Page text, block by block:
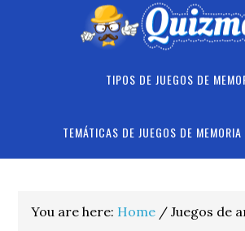
TIPOS DE JUEGOS DE
TEMÁTICAS DE JUEGOS DE MEMORIA
You are here: Home / Juegos de